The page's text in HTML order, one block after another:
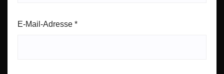
E-Mail-Adresse *